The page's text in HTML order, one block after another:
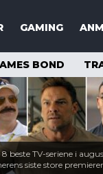
GAMING
BOND
8 beste TV-seriene i
siste store